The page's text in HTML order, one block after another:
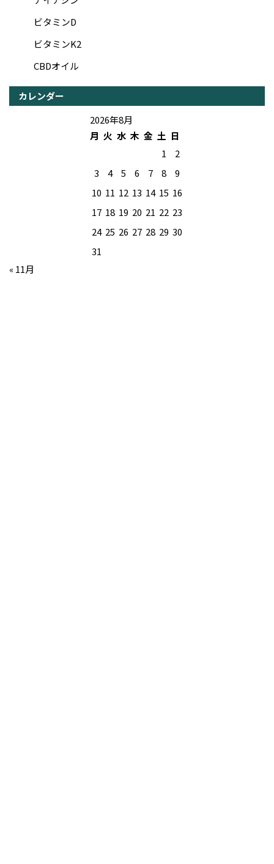
ビタミンD
ビタミンK2
CBDオイル
カレンダー
2026年8月
月 火 水 木 金 土 日
1
2
3
4 5 6 7 8
9
10 11 12 13 14 15 16
17 18 19 20 21 22 23
24 25 26 27 28 29 30
31
« 11月